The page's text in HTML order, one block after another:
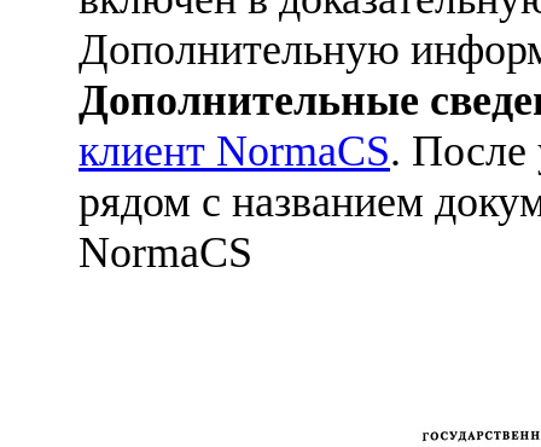
Дополнительную
Дополнительные
клиент NormaCS. После
рядом с названием
NormaCS